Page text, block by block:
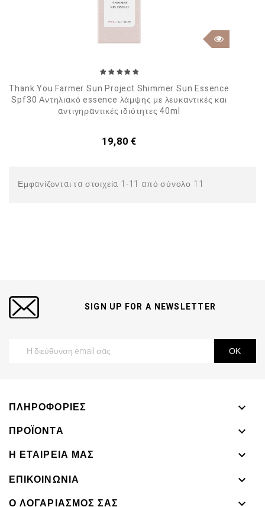
Thank You Farmer Sun Project Shimmer Sun Essence
Spf30 Αντηλιακό essence λάμψης με λευκαντικές και
αντιγηραντικές ιδιότητες 40ml
Τιμή
19,80 €
Εμφανίζονται τα στοιχεία 1-11 από σύνολο 11
SIGN UP FOR A NEWSLETTER
ΠΛΗΡΟΦΟΡΊΕΣ

ΠΡΟΪΌΝΤΑ

Η ΕΤΑΙΡΕΊΑ ΜΑΣ

ΕΠΙΚΟΙΝΩΝΊΑ

Ο ΛΟΓΑΡΙΑΣΜΌΣ ΣΑΣ
